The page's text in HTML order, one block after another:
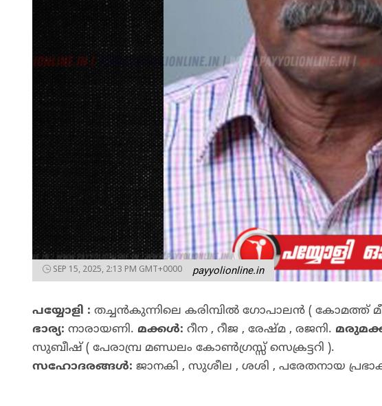
SEP 15, 2025, 2:13 PM GMT+0000 payyolionline.in
പയ്യോളി : തച്ചൻകുന്നിലെ കരിമ്പിൽ ഗോപാലൻ ( കോമത്ത്
ഭാര്യ: നാരായണി. മക്കൾ: റീന , റീജ , രേഷ്മ , രജനി.
സുബീഷ് ( പേരാമ്പ്ര മണ്ഡലം കോൺഗ്രസ്സ് സെക്രട്ടറി ).
സഹോദരങ്ങൾ: ജാനകി , സുശീല , ശശി , പരേതനായ